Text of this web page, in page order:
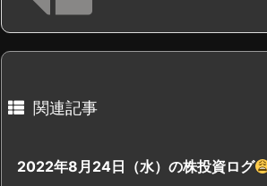
関連記事
2022年8月24日（水）の株投資ログ